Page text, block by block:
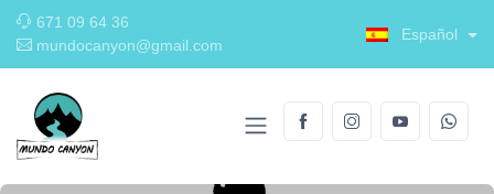
671 09 64 36
mundocanyon@gmail.com
Español